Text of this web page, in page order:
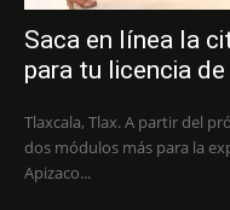
Saca en línea la
para tu licencia
Tlaxcala, Tlax. A partir del
dos módulos más para la
Apizaco...